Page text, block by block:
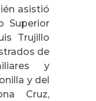
asistió
Superior
Trujillo
de
y
y del
Cruz,